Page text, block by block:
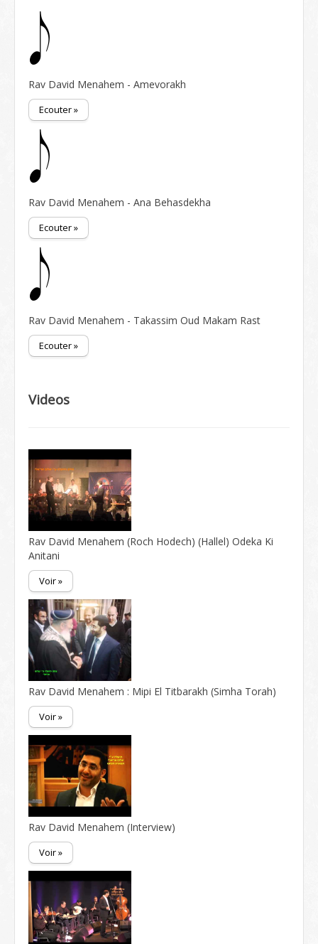
Rav David Menahem - Amevorakh
Ecouter »
Rav David Menahem - Ana Behasdekha
Ecouter »
Rav David Menahem - Takassim Oud Makam Rast
Ecouter »
Videos
Rav David Menahem (Roch Hodech) (Hallel) Odeka Ki
Anitani
Voir »
Rav David Menahem : Mipi El Titbarakh (Simha Torah)
Voir »
Rav David Menahem (Interview)
Voir »